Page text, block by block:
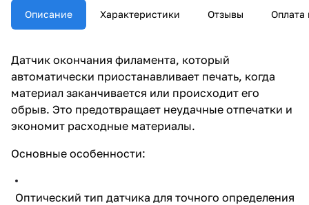
Описание Характеристики Отзывы Оплата
Датчик окончания филамента, который
автоматически приостанавливает печать, когда
материал заканчивается или происходит его
обрыв. Это предотвращает неудачные отпечатки и
экономит расходные материалы.
Основные особенности:
Оптический тип датчика для точного определения